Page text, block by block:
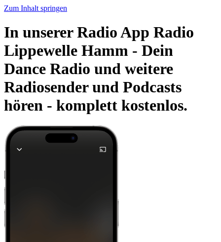
Zum Inhalt springen
In unserer Radio App Radio
Lippewelle Hamm - Dein
Dance Radio und weitere
Radiosender und Podcasts
hören - komplett kostenlos.